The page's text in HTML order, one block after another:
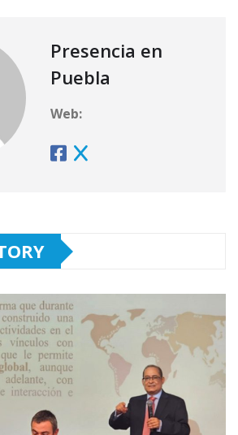
Presencia en
Puebla
Web: